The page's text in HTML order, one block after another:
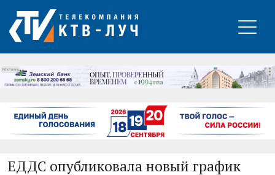
РЕКЛАМА
ЕДДС опубликовала новый график